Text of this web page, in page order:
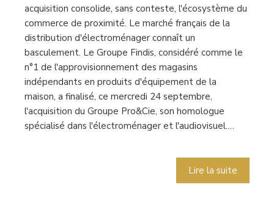
acquisition consolide, sans conteste, l'écosystème du
commerce de proximité. Le marché français de la
distribution d'électroménager connaît un
basculement. Le Groupe Findis, considéré comme le
n°1 de l'approvisionnement des magasins
indépendants en produits d'équipement de la
maison, a finalisé, ce mercredi 24 septembre,
l'acquisition du Groupe Pro&Cie, son homologue
spécialisé dans l'électroménager et l'audiovisuel.…
Lire la suite